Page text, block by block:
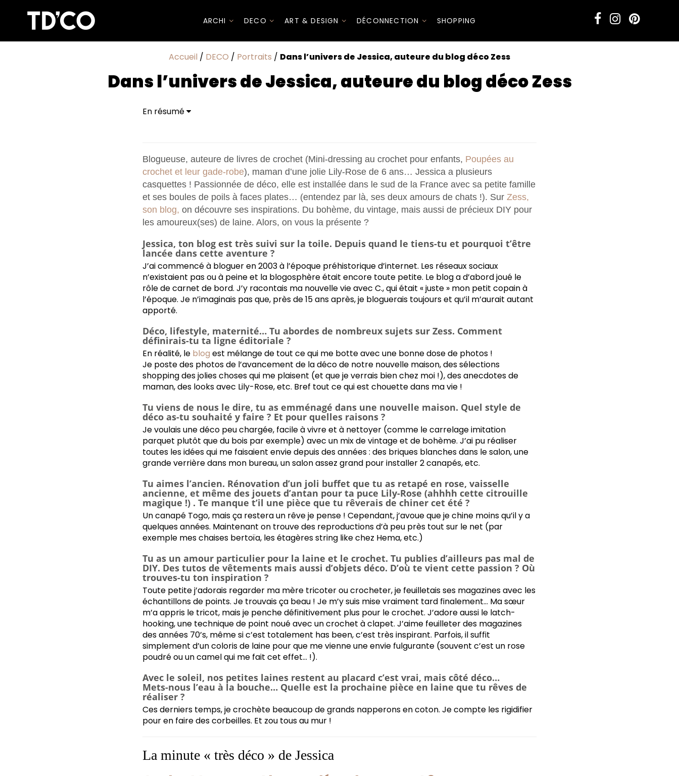
ARCHI DECO ART & DESIGN DÉCONNECTION SHOPPING
Accueil / DECO / Portraits / Dans l’univers de Jessica, auteure du blog déco Zess
Dans l’univers de Jessica, auteure du blog déco Zess
En résumé
éditoriale ?
Tu viens de nous le dire, tu as emménagé dans une nouvelle maison. Quel style de déco as-tu
souhaité y faire ? Et pour quelles raisons ?
Tu aimes l'ancien. Rénovation d'un joli buffet que tu as retapé en rose, vaisselle ancienne, et même
des jouets d'antan pour ta puce Lily-Rose (ahhhh cette citrouille magique !) . Te manque t'il une
pièce que tu rêverais de chiner cet été ?
Tu as un amour particulier pour la laine et le crochet. Tu publies d'ailleurs pas mal de DIY. Des tutos
Avec le soleil, nos petites laines restent au placard c'est vrai, mais côté déco... Mets-nous l'eau à la
bouche... Quelle est la prochaine pièce en laine que tu rêves de réaliser ?
Quel est ton "must have" déco du moment ?
Un lieu déco incontournable selon toi ?
Un site internet déco incontournable ?
Ton dernier coup de cœur déco ?
Blogueuse, auteure de livres de crochet (Mini-dressing au crochet pour enfants, Poupées au
crochet et leur gade-robe), maman d’une jolie Lily-Rose de 6 ans… Jessica a plusieurs
casquettes ! Passionnée de déco, elle est installée dans le sud de la France avec sa petite famille
et ses boules de poils à faces plates… (entendez par là, ses deux amours de chats !). Sur Zess,
son blog, on découvre ses inspirations. Du bohème, du vintage, mais aussi de précieux DIY pour
les amoureux(ses) de laine. Alors, on vous la présente ?
Jessica, ton blog est très suivi sur la toile. Depuis quand le tiens-tu et pourquoi t’être
lancée dans cette aventure ?
J’ai commencé à bloguer en 2003 à l’époque préhistorique d’internet. Les réseaux sociaux
n’existaient pas ou à peine et la blogosphère était encore toute petite. Le blog a d’abord joué le
rôle de carnet de bord. J’y racontais ma nouvelle vie avec C., qui était « juste » mon petit copain à
l’époque. Je n’imaginais pas que, près de 15 ans après, je bloguerais toujours et qu’il m’aurait autant
apporté.
Déco, lifestyle, maternité… Tu abordes de nombreux sujets sur Zess. Comment
définirais-tu ta ligne éditoriale ?
En réalité, le blog est mélange de tout ce qui me botte avec une bonne dose de photos !
Je poste des photos de l’avancement de la déco de notre nouvelle maison, des sélections
shopping des jolies choses qui me plaisent (et que je verrais bien chez moi !), des anecdotes de
maman, des looks avec Lily-Rose, etc. Bref tout ce qui est chouette dans ma vie !
Tu viens de nous le dire, tu as emménagé dans une nouvelle maison. Quel style de
déco as-tu souhaité y faire ? Et pour quelles raisons ?
Je voulais une déco peu chargée, facile à vivre et à nettoyer (comme le carrelage imitation
parquet plutôt que du bois par exemple) avec un mix de vintage et de bohème. J’ai pu réaliser
toutes les idées qui me faisaient envie depuis des années : des briques blanches dans le salon, une
grande verrière dans mon bureau, un salon assez grand pour installer 2 canapés, etc.
Tu aimes l’ancien. Rénovation d’un joli buffet que tu as retapé en rose, vaisselle
ancienne, et même des jouets d’antan pour ta puce Lily-Rose (ahhhh cette citrouille
magique !) . Te manque t’il une pièce que tu rêverais de chiner cet été ?
Un canapé Togo, mais ça restera un rêve je pense ! Cependant, j’avoue que je chine moins qu’il y a
quelques années. Maintenant on trouve des reproductions d’à peu près tout sur le net (par
exemple mes chaises bertoïa, les étagères string like chez Hema, etc.)
Tu as un amour particulier pour la laine et le crochet. Tu publies d’ailleurs pas mal de
DIY. Des tutos de vêtements mais aussi d’objets déco. D’où te vient cette passion ? Où
trouves-tu ton inspiration ?
Toute petite j’adorais regarder ma mère tricoter ou crocheter, je feuilletais ses magazines avec les
échantillons de points. Je trouvais ça beau ! Je m’y suis mise vraiment tard finalement… Ma sœur
m’a appris le tricot, mais je penche définitivement plus pour le crochet. J’adore aussi le latch-
hooking, une technique de point noué avec un crochet à clapet. J’aime feuilleter des magazines
des années 70’s, même si c’est totalement has been, c’est très inspirant. Parfois, il suffit
simplement d’un coloris de laine pour que me vienne une envie fulgurante (souvent c’est un rose
poudré ou un camel qui me fait cet effet… !).
Avec le soleil, nos petites laines restent au placard c’est vrai, mais côté déco…
Mets-nous l’eau à la bouche… Quelle est la prochaine pièce en laine que tu rêves de
réaliser ?
Ces derniers temps, je crochète beaucoup de grands napperons en coton. Je compte les rigidifier
pour en faire des corbeilles. Et zou tous au mur !
La minute « très déco » de Jessica